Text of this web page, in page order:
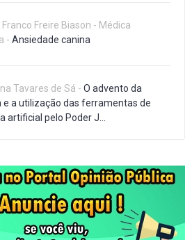
Franco Freire Biason - Médica
- Ansiedade canina
Tavares de Sá - O advento da
e a utilização das ferramentas de
artificial pelo Poder J...